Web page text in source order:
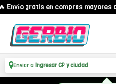
Envío gratis en compras mayores a
Enviar a Ingresar CP y ciudad